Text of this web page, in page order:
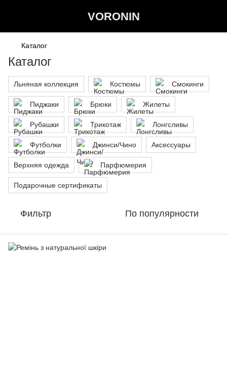
VORONIN
Каталог
Каталог
Льняная коллекция Костюмы Смокинги
Пиджаки Брюки Жилеты
Рубашки Трикотаж Лонгсливы
Футболки Джинси/Чино Аксессуары
Верхняя одежда Парфюмерия
Подарочные сертификаты
Фильтр По популярности